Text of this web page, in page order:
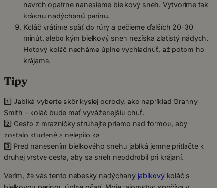
navrch opatrne nanesieme bielkový sneh. Vytvoríme tak
krásnu nadýchanú perinu.
Koláč vrátime späť do rúry a pečieme ďalších 20-30
minút, alebo kým bielkový sneh nezíska zlatistý nádych.
Hotový koláč necháme úplne vychladnúť, až potom ho
krájame.
Tipy
1️⃣ Jablká vyberte skôr kyslej odrody, ako napríklad Granny
Smith – koláč bude mať vyváženejšiu chuť.
2️⃣ Cesto z mrazničky strúhajte priamo nad formou, aby
zostalo studené a nelepilo sa.
3️⃣ Pred nanesením bielkového snehu jablká jemne pritlačte k
druhej vrstve cesta, aby sa sneh neoddrobil pri krájaní.
Verím, že vás tento nebesky nadýchaný jablkový koláč s